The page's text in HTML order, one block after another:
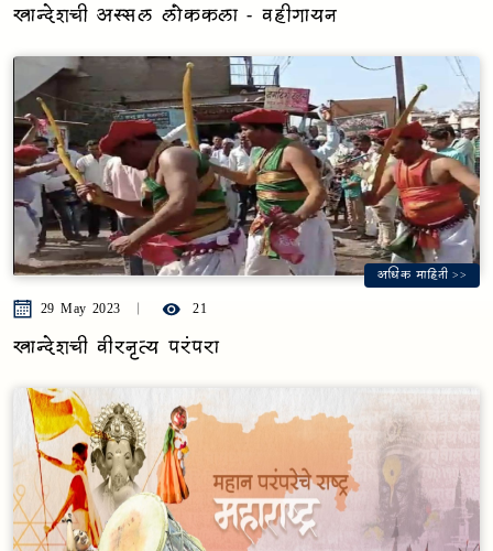
खान्देशची अस्सल लोककला - वहीगायन
अधिक माहिती >>
29 May 2023 21
खान्देशची वीरनृत्य परंपरा